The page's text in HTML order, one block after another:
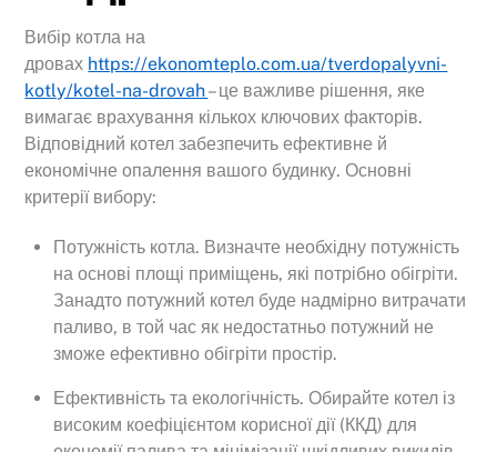
Вибір котла на
дровах https://ekonomteplo.com.ua/tverdopalyvni-
kotly/kotel-na-drovah– це важливе рішення, яке
вимагає врахування кількох ключових факторів.
Відповідний котел забезпечить ефективне й
економічне опалення вашого будинку. Основні
критерії вибору:
Потужність котла. Визначте необхідну потужність
на основі площі приміщень, які потрібно обігріти.
Занадто потужний котел буде надмірно витрачати
паливо, в той час як недостатньо потужний не
зможе ефективно обігріти простір.
Ефективність та екологічність. Обирайте котел із
високим коефіцієнтом корисної дії (ККД) для